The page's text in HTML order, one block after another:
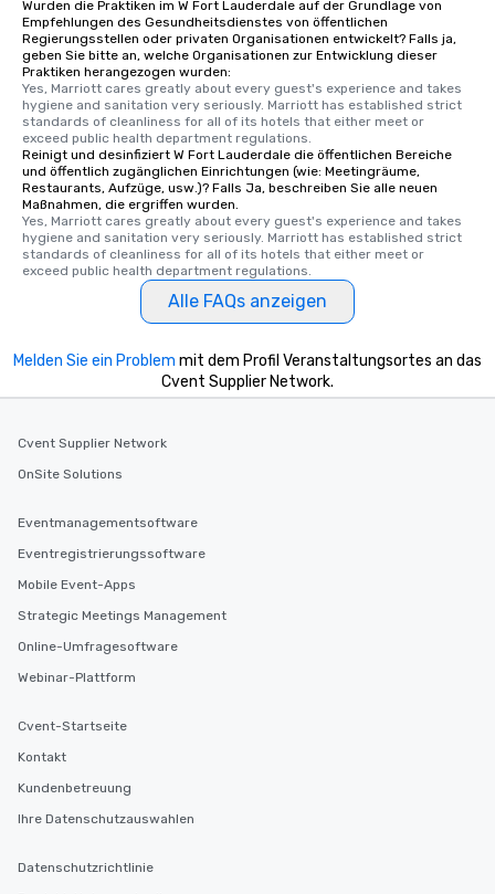
Wurden die Praktiken im W Fort Lauderdale auf der Grundlage von
Empfehlungen des Gesundheitsdienstes von öffentlichen
Regierungsstellen oder privaten Organisationen entwickelt? Falls ja,
geben Sie bitte an, welche Organisationen zur Entwicklung dieser
Praktiken herangezogen wurden:
Yes, Marriott cares greatly about every guest's experience and takes
hygiene and sanitation very seriously. Marriott has established strict
standards of cleanliness for all of its hotels that either meet or
exceed public health department regulations.
Reinigt und desinfiziert W Fort Lauderdale die öffentlichen Bereiche
und öffentlich zugänglichen Einrichtungen (wie: Meetingräume,
Restaurants, Aufzüge, usw.)? Falls Ja, beschreiben Sie alle neuen
Maßnahmen, die ergriffen wurden.
Yes, Marriott cares greatly about every guest's experience and takes
hygiene and sanitation very seriously. Marriott has established strict
standards of cleanliness for all of its hotels that either meet or
exceed public health department regulations.
Alle FAQs anzeigen
Melden Sie ein Problem mit dem Profil Veranstaltungsortes an das
Cvent Supplier Network.
Cvent Supplier Network
OnSite Solutions
Eventmanagementsoftware
Eventregistrierungssoftware
Mobile Event-Apps
Strategic Meetings Management
Online-Umfragesoftware
Webinar-Plattform
Cvent-Startseite
Kontakt
Kundenbetreuung
Ihre Datenschutzauswahlen
Datenschutzrichtlinie